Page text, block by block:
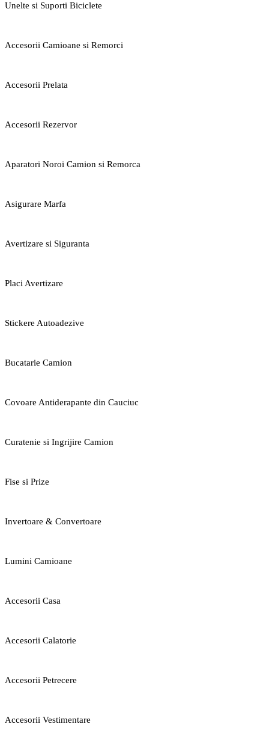
Unelte si Suporti Biciclete
Accesorii Camioane si Remorci
Accesorii Prelata
Accesorii Rezervor
Aparatori Noroi Camion si Remorca
Asigurare Marfa
Avertizare si Siguranta
Placi Avertizare
Stickere Autoadezive
Bucatarie Camion
Covoare Antiderapante din Cauciuc
Curatenie si Ingrijire Camion
Fise si Prize
Invertoare & Convertoare
Lumini Camioane
Accesorii Casa
Accesorii Calatorie
Accesorii Petrecere
Accesorii Vestimentare